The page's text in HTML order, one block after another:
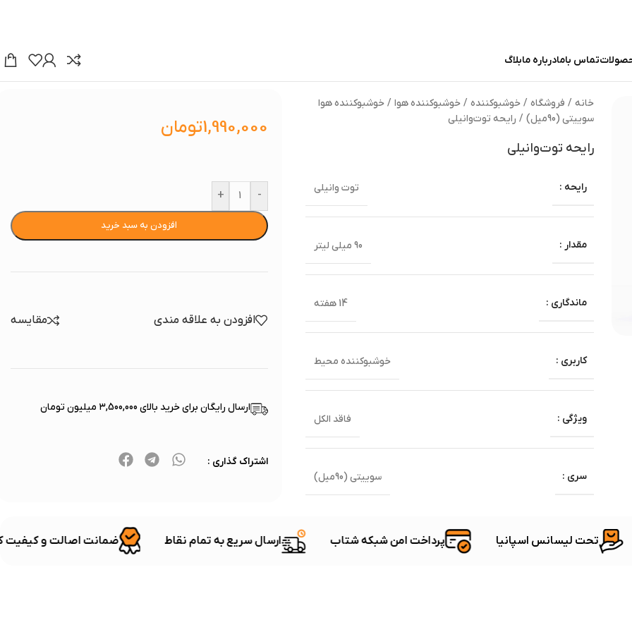
تماس بامادرباره مابلاگ
خانه / فروشگاه / خوشبوکننده / خوشبوکننده هوا / خوشبوکننده هوا
سوییتی (90میل)
/ رایحه توت‌وانیلی
رایحه توت‌وانیلی
رایحه : توت وانیلی
مقدار : 90 میلی لیتر
ماندگاری : 14 هفته
کاربری : خوشبوکننده محیط
ویژگی : فاقد الکل
سری : سوییتی (90میل)
1,990,000تومان
-
+
افزودن به سبد خرید
افزودن به علاقه مندی مقایسه
ارسال رایگان برای خرید بالای ۳,500,000 میلیون تومان
اشتراک گذاری :
ضمانت اصالت و ارسال سریع به تمام نقاط پرداخت امن شبکه شتاب تحت لیسانس اسپانیا